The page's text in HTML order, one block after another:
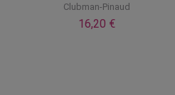
Clubman-Pinaud
16,20 €